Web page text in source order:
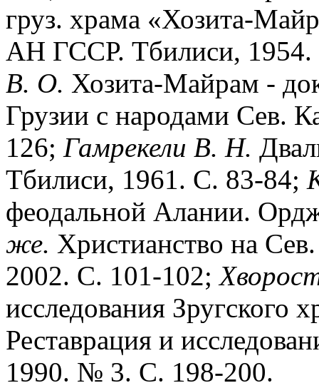
груз. храма «Хозита-
АН ГССР. Тбилиси,
В. О. Хозита-Майрам -
Грузии с народами Сев.
126; Гамрекели В. Н.
Тбилиси, 1961. С. 83-84;
феодальной Алании.
же. Христианство на
2002. С. 101-102;
исследования Зругского
Реставрация и
1990. № 3. С. 198-200.